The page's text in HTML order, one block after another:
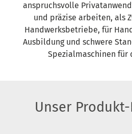
anspruchsvolle
und präzise arbeiten, als
Handwerksbetriebe, für
Ausbildung und schwere
Spezialmaschinen für
Unser